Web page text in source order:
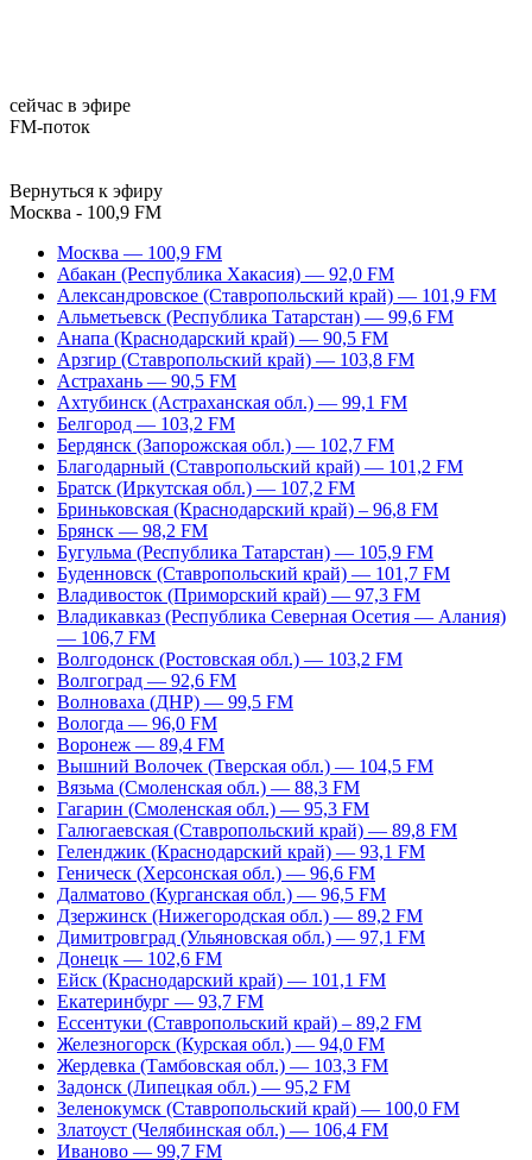
сейчас в эфире
FM-поток
Вернуться к эфиру
Москва - 100,9 FM
Москва — 100,9 FM
Абакан (Республика Хакасия) — 92,0 FM
Александровское (Ставропольский край) — 101,9 FM
Альметьевск (Республика Татарстан) — 99,6 FM
Анапа (Краснодарский край) — 90,5 FM
Арзгир (Ставропольский край) — 103,8 FM
Астрахань — 90,5 FM
Ахтубинск (Астраханская обл.) — 99,1 FM
Белгород — 103,2 FM
Бердянск (Запорожская обл.) — 102,7 FM
Благодарный (Ставропольский край) — 101,2 FM
Братск (Иркутская обл.) — 107,2 FM
Бриньковская (Краснодарский край) – 96,8 FM
Брянск — 98,2 FM
Бугульма (Республика Татарстан) — 105,9 FM
Буденновск (Ставропольский край) — 101,7 FM
Владивосток (Приморский край) — 97,3 FM
Владикавказ (Республика Северная Осетия — Алания)
— 106,7 FM
Волгодонск (Ростовская обл.) — 103,2 FM
Волгоград — 92,6 FM
Волноваха (ДНР) — 99,5 FM
Вологда — 96,0 FM
Воронеж — 89,4 FM
Вышний Волочек (Тверская обл.) — 104,5 FM
Вязьма (Смоленская обл.) — 88,3 FM
Гагарин (Смоленская обл.) — 95,3 FM
Галюгаевская (Ставропольский край) — 89,8 FM
Геленджик (Краснодарский край) — 93,1 FM
Геническ (Херсонская обл.) — 96,6 FM
Далматово (Курганская обл.) — 96,5 FM
Дзержинск (Нижегородская обл.) — 89,2 FM
Димитровград (Ульяновская обл.) — 97,1 FM
Донецк — 102,6 FM
Ейск (Краснодарский край) — 101,1 FM
Екатеринбург — 93,7 FM
Ессентуки (Ставропольский край) – 89,2 FM
Железногорск (Курская обл.) — 94,0 FM
Жердевка (Тамбовская обл.) — 103,3 FM
Задонск (Липецкая обл.) — 95,2 FM
Зеленокумск (Ставропольский край) — 100,0 FM
Златоуст (Челябинская обл.) — 106,4 FM
Иваново — 99,7 FM